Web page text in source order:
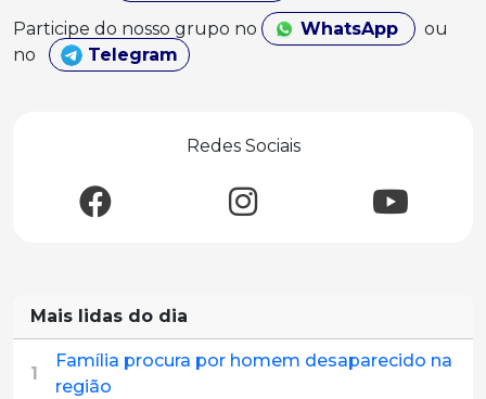
Participe do nosso grupo no WhatsApp
ou
no
Telegram
Redes Sociais
Mais lidas do dia
1
Família procura por homem desaparecido na
região